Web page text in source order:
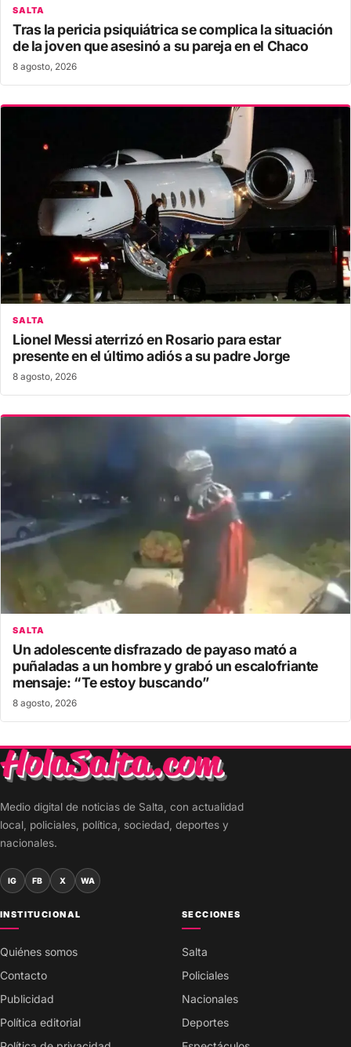
SALTA
Tras la pericia psiquiátrica se complica la situación
de la joven que asesinó a su pareja en el Chaco
8 agosto, 2026
SALTA
Lionel Messi aterrizó en Rosario para estar
presente en el último adiós a su padre Jorge
8 agosto, 2026
SALTA
Un adolescente disfrazado de payaso mató a
puñaladas a un hombre y grabó un escalofriante
mensaje: “Te estoy buscando”
8 agosto, 2026
Medio digital de noticias de Salta, con actualidad
local, policiales, política, sociedad, deportes y
nacionales.
IG FB X WA
INSTITUCIONAL
Quiénes somos
Contacto
Publicidad
Política editorial
SECCIONES
Salta
Policiales
Nacionales
Deportes